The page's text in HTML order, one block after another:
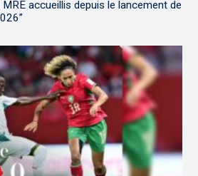
accueillis depuis le lancement de